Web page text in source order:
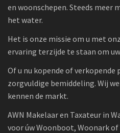
en woonschepen. Steeds meer
het water.
Het is onze missie om u met
ervaring terzijde te staan om
Of u nu kopende of verkopende
zorgvuldige bemiddeling. Wij
kennen de markt.
AWN Makelaar en Taxateur in
voor úw Woonboot, Woonark